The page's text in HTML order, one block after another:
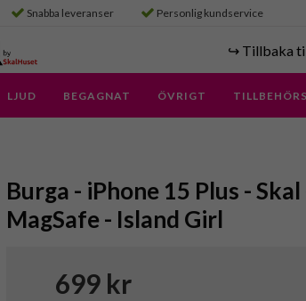
Snabba leveranser Personlig kundservice
↪️ Tillbaka
LJUD BEGAGNAT ÖVRIGT
Burga - iPhone 15 Plus -
MagSafe - Island Girl
699 kr